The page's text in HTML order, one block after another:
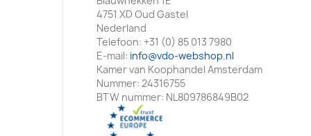
4751 XD Oud Gastel
Nederland
Telefoon: +31 (0) 85 013 7980
E-mail: info@vdo-webshop.nl
Kamer van Koophandel Amsterdam
Nummer: 24316755
BTW nummer: NL809786849B02